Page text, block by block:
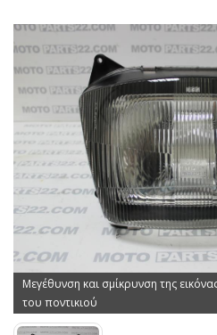
Μεγέθυνση και σμίκρυνση της
του ποντικιού